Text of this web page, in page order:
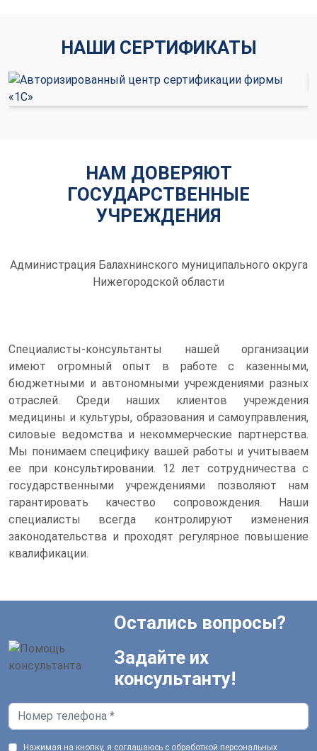
НАШИ СЕРТИФИКАТЫ
НАМ ДОВЕРЯЮТ
ГОСУДАРСТВЕННЫЕ
УЧРЕЖДЕНИЯ
Администрация Балахнинского муниципального округа
Нижегородской области
Специалисты-консультанты нашей организации
имеют огромный опыт в работе с казенными,
бюджетными и автономными учреждениями разных
отраслей. Среди наших клиентов учреждения
медицины и культуры, образования и самоуправления,
силовые ведомства и некоммерческие партнерства.
Мы понимаем специфику вашей работы и учитываем
ее при консультировании. 12 лет сотрудничества с
государственными учреждениями позволяют нам
гарантировать качество сопровождения. Наши
специалисты всегда контролируют изменения
законодательства и проходят регулярное повышение
квалификации.
Остались вопросы?
Задайте их
консультанту!
Нажимая на кнопку, я соглашаюсь с обработкой персональных